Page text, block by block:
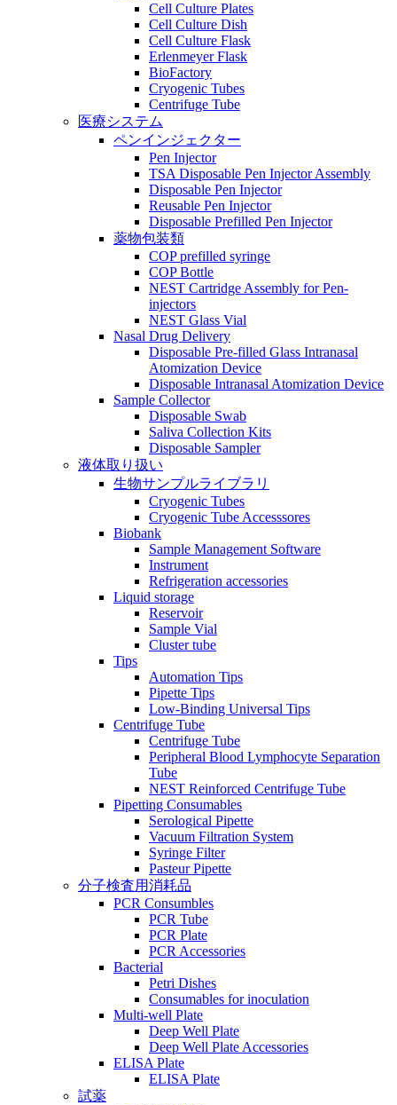
Cell Culture Plates
Cell Culture Dish
Cell Culture Flask
Erlenmeyer Flask
BioFactory
Cryogenic Tubes
Centrifuge Tube
医療システム
ペンインジェクター
Pen Injector
TSA Disposable Pen Injector Assembly
Disposable Pen Injector
Reusable Pen Injector
Disposable Prefilled Pen Injector
薬物包装類
COP prefilled syringe
COP Bottle
NEST Cartridge Assembly for Pen-
injectors
NEST Glass Vial
Nasal Drug Delivery
Disposable Pre-filled Glass Intranasal
Atomization Device
Disposable Intranasal Atomization Device
Sample Collector
Disposable Swab
Saliva Collection Kits
Disposable Sampler
液体取り扱い
生物サンプルライブラリ
Cryogenic Tubes
Cryogenic Tube Accesssores
Biobank
Sample Management Software
Instrument
Refrigeration accessories
Liquid storage
Reservoir
Sample Vial
Cluster tube
Tips
Automation Tips
Pipette Tips
Low-Binding Universal Tips
Centrifuge Tube
Centrifuge Tube
Peripheral Blood Lymphocyte Separation
Tube
NEST Reinforced Centrifuge Tube
Pipetting Consumables
Serological Pipette
Vacuum Filtration System
Syringe Filter
Pasteur Pipette
分子検査用消耗品
PCR Consumbles
PCR Tube
PCR Plate
PCR Accessories
Bacterial
Petri Dishes
Consumables for inoculation
Multi-well Plate
Deep Well Plate
Deep Well Plate Accessories
ELISA Plate
ELISA Plate
試薬